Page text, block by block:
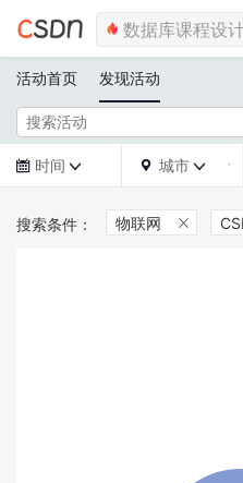
活动首页 发现活动
 时间   城市 
物联网 